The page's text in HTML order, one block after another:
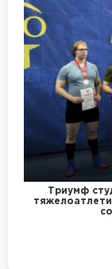
Триумф